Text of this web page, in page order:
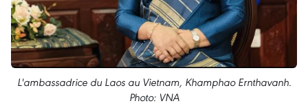
L'ambassadrice du Laos au Vietnam, Khamphao Ernthavanh.
Photo: VNA